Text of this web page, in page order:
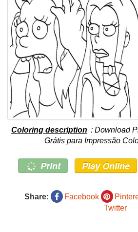
Coloring description : Download
Grátis para Impressão
Print Play Online
Share: Facebook
Twitter